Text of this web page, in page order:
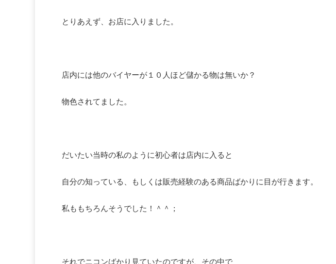
とりあえず、お店に入りました。
店内には他のバイヤーが１０人ほど儲かる物は無いか？
物色されてました。
だいたい当時の私のように初心者は店内に入ると
自分の知っている、もしくは販売経験のある商品ばかりに目が行きます。
私ももちろんそうでした！＾＾；
それでニコンばかり見ていたのですが、その中で